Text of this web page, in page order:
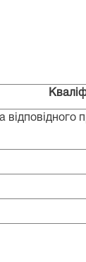
відповідного